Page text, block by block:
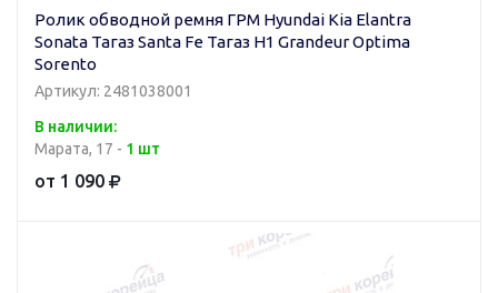
Ролик обводной ремня ГРМ Hyundai Kia Elantra
Sonata Тагаз Santa Fe Тагаз H1 Grandeur Optima
Sorento
Артикул: 2481038001
В наличии:
Марата, 17 - 1 шт
от 1 090